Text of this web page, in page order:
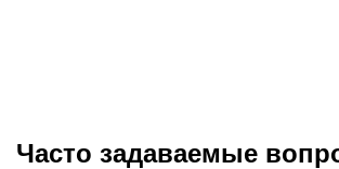
Часто задаваемые